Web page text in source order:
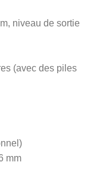
niveau de sortie
(avec des piles
mm